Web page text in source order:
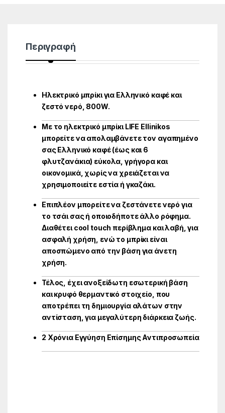
Περιγραφή
Hλεκτρικό μπρίκι για Ελληνικό καφέ και
ζεστό νερό, 800W.
Με το ηλεκτρικό μπρίκι LIFE Ellinikos
μπορείτε να απολαμβάνετε τον αγαπημένο
σας Ελληνικό καφέ (έως και 6
φλυτζανάκια) εύκολα, γρήγορα και
οικονομικά, χωρίς να χρειάζεται να
χρησιμοποιείτε εστία ή γκαζάκι.
Επιπλέον μπορείτε να ζεστάνετε νερό για
το τσάι σας ή οποιοδήποτε άλλο ρόφημα.
Διαθέτει cool touch περίβλημα και λαβή, για
ασφαλή χρήση, ενώ το μπρίκι είναι
αποσπώμενο από την βάση για άνετη
χρήση.
Τέλος, έχει ανοξείδωτη εσωτερική βάση
και κρυφό θερμαντικό στοιχείο, που
αποτρέπει τη δημιουργία αλάτων στην
αντίσταση, για μεγαλύτερη διάρκεια ζωής.
2 Χρόνια Εγγύηση Επίσημης Αντιπροσωπεία